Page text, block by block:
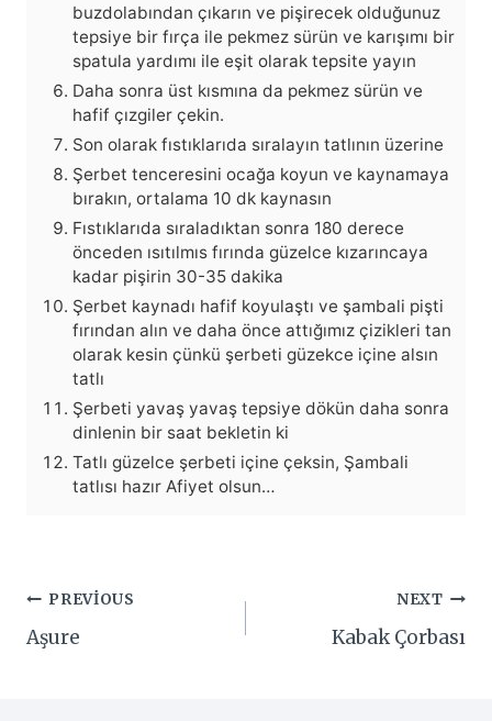
buzdolabından çıkarın ve pişirecek olduğunuz
tepsiye bir fırça ile pekmez sürün ve karışımı bir
spatula yardımı ile eşit olarak tepsite yayın
Daha sonra üst kısmına da pekmez sürün ve
hafif çızgiler çekin.
Son olarak fıstıklarıda sıralayın tatlının üzerine
Şerbet tenceresini ocağa koyun ve kaynamaya
bırakın, ortalama 10 dk kaynasın
Fıstıklarıda sıraladıktan sonra 180 derece
önceden ısıtılmıs fırında güzelce kızarıncaya
kadar pişirin 30-35 dakika
Şerbet kaynadı hafif koyulaştı ve şambali pişti
fırından alın ve daha önce attığımız çizikleri tan
olarak kesin çünkü şerbeti güzekce içine alsın
tatlı
Şerbeti yavaş yavaş tepsiye dökün daha sonra
dinlenin bir saat bekletin ki
Tatlı güzelce şerbeti içine çeksin, Şambali
tatlısı hazır Afiyet olsun…
Yazı
gezinmesi
PREVIOUS
Aşure
NEXT
Kabak Çorbası